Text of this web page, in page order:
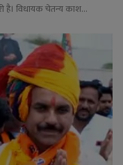
है। विधायक चेतन्य काश...